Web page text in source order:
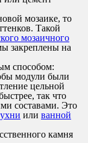
мозаике, то
Такой
мозаичного
закреплены на
способом:
модули были
цельной
так что
составами. Это
или ванной
камня